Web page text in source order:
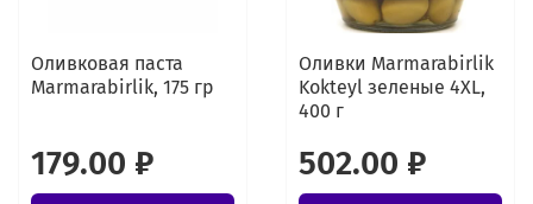
Оливковая паста
Marmarabirlik, 175 гр
179.00 ₽
Оливки Marmarabirlik
Kokteyl зеленые 4XL,
400 г
502.00 ₽